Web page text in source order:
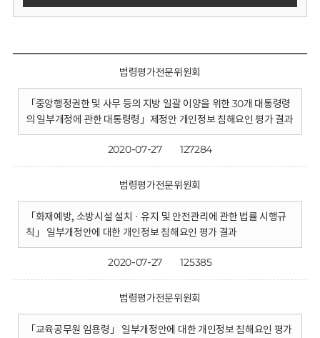
법령평가전문위원회
「중앙행정권한 및 사무 등의 지방 일괄 이양을 위한 30개 대통령령
의 일부개정에 관한 대통령령」제정안 개인정보 침해요인 평가 결과
2020-07-27 127284
법령평가전문위원회
「화재예방, 소방시설 설치 · 유지 및 안전관리에 관한 법률 시행규
칙」 일부개정안에 대한 개인정보 침해요인 평가 결과
2020-07-27 125385
법령평가전문위원회
「교육공무원 임용령」 일부개정안에 대한 개인정보 침해요인 평가